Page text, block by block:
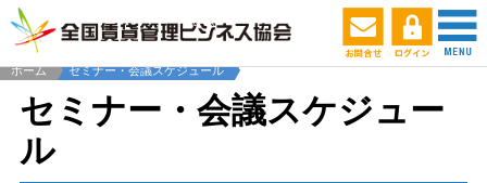
ホーム セミナー・会議スケジュール
セミナー・会議スケジュー
ル